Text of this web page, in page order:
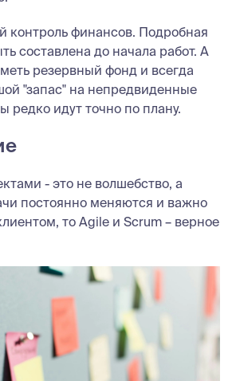
контроль финансов. Подробная
составлена до начала работ. А
резервный фонд и всегда
"запас" на непредвиденные
редко идут точно по плану.
- это не волшебство, а
постоянно меняются и важно
то Agile и Scrum – верное